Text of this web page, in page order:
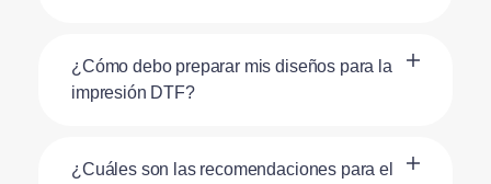
¿Cómo debo preparar mis diseños para la
impresión DTF?
¿Cuáles son las recomendaciones para el